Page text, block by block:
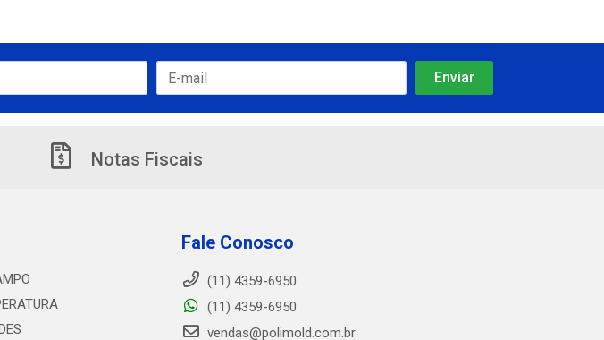
Notas Fiscais
Fale Conosco
(11) 4359-6950
(11) 4359-6950
vendas@polimold.com.br